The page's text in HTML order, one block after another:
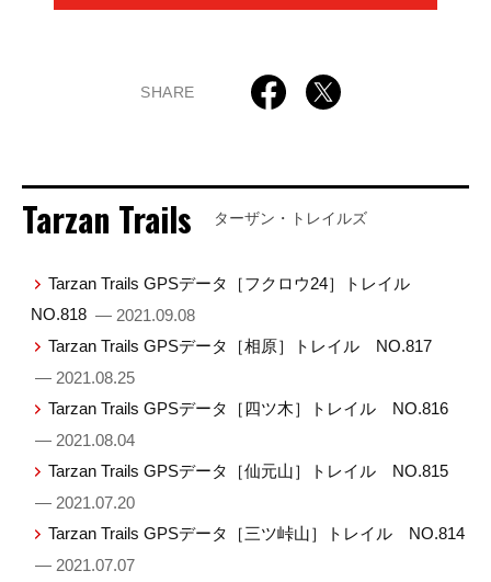
SHARE
Tarzan Trails ターザン・トレイルズ
Tarzan Trails GPSデータ［フクロウ24］トレイル
NO.818 — 2021.09.08
Tarzan Trails GPSデータ［相原］トレイル NO.817
— 2021.08.25
Tarzan Trails GPSデータ［四ツ木］トレイル NO.816
— 2021.08.04
Tarzan Trails GPSデータ［仙元山］トレイル NO.815
— 2021.07.20
Tarzan Trails GPSデータ［三ツ峠山］トレイル NO.814
— 2021.07.07